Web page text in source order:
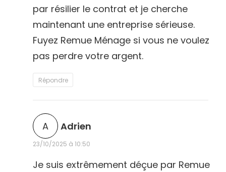
par résilier le contrat et je cherche
maintenant une entreprise sérieuse.
Fuyez Remue Ménage si vous ne voulez
pas perdre votre argent.
Répondre
A Adrien
23/10/2025 à 10:50
Je suis extrêmement déçue par Remue